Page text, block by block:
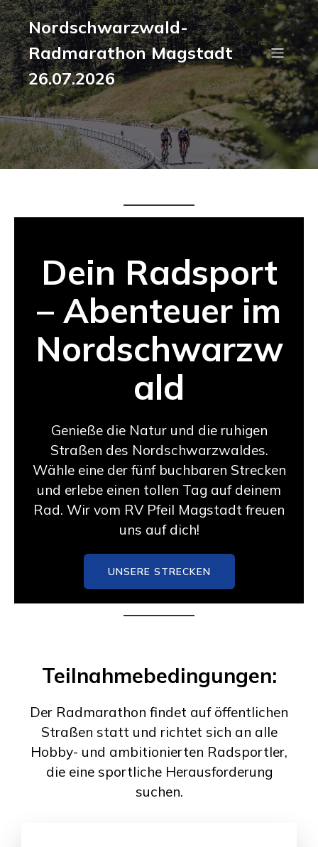
Nordschwarzwald-
Radmarathon Magstadt
26.07.2026
Dein Radsport
– Abenteuer im
Nordschwarzw
ald
Genieße die Natur und die ruhigen
Straßen des Nordschwarzwaldes.
Wähle eine der fünf buchbaren Strecken
und erlebe einen tollen Tag auf deinem
Rad. Wir vom RV Pfeil Magstadt freuen
uns auf dich!
UNSERE STRECKEN
Teilnahmebedingungen:
Der Radmarathon findet auf öffentlichen
Straßen statt und richtet sich an alle
Hobby- und ambitionierten Radsportler,
die eine sportliche Herausforderung
suchen.